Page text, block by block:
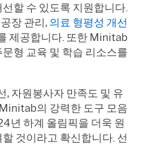
할 수 있도록 지원합니다.
장 관리, 의료 형평성 개선
제공합니다. 또한 Minitab
형 교육 및 학습 리소스를
, 자원봉사자 만족도 및 유
Minitab의 강력한 도구 모음
년 하계 올림픽을 더욱 원
것이라고 확신합니다. 선